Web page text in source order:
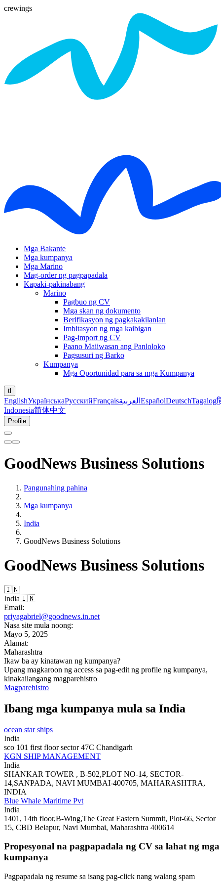
crewings
Mga Bakante
Mga kumpanya
Mga Marino
Mag-order ng pagpapadala
Kapaki-pakinabang
Marino
Pagbuo ng CV
Mga skan ng dokumento
Berifikasyon ng pagkakakilanlan
Imbitasyon ng mga kaibigan
Pag-import ng CV
Paano Maiiwasan ang Panloloko
Pagsusuri ng Barko
Kumpanya
Mga Oportunidad para sa mga Kumpanya
tl
EnglishУкраїнськаРусскийFrançaisالعربية EspañolDeutschTagalog
Indonesia简体中文
Profile
GoodNews Business Solutions
Pangunahing pahina
Mga kumpanya
India
GoodNews Business Solutions
GoodNews Business Solutions
🇮🇳
India🇮🇳
Email:
priyagabriel@goodnews.in.net
Nasa site mula noong:
Mayo 5, 2025
Alamat:
Maharashtra
Ikaw ba ay kinatawan ng kumpanya?
Upang magkaroon ng access sa pag-edit ng profile ng kumpanya,
kinakailangang magparehistro
Magparehistro
Ibang mga kumpanya mula sa India
ocean star ships
India
sco 101 first floor sector 47C Chandigarh
KGN SHIP MANAGEMENT
India
SHANKAR TOWER , B-502,PLOT NO-14, SECTOR-
14,SANPADA, NAVI MUMBAI-400705, MAHARASHTRA,
INDIA
Blue Whale Maritime Pvt
India
1401, 14th floor,B-Wing,The Great Eastern Summit, Plot-66, Sector
15, CBD Belapur, Navi Mumbai, Maharashtra 400614
Propesyonal na pagpapadala ng CV sa lahat ng mga
kumpanya
Pagpapadala ng resume sa isang pag-click nang walang spam